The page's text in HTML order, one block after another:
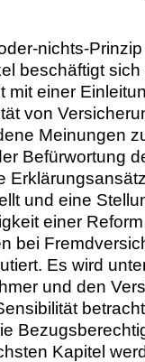
nichts-
beschäftigt
mit einer
von
Meinungen
Befürwortung
und eine
einer
bei
Es wird
und den
Kapitel